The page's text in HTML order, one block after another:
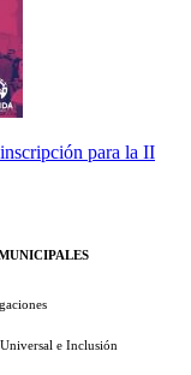
para la II
e Inclusión